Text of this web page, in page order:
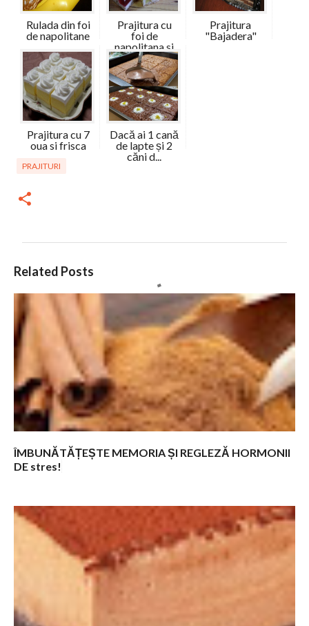
Rulada din foi
de napolitane
Prajitura cu
foi de
napolitana si
r...
Prajitura
"Bajadera"
Prajitura cu 7
oua si frisca
Dacă ai 1 cană
de lapte și 2
căni d...
PRAJITURI
Related Posts
ÎMBUNĂTĂȚEȘTE MEMORIA ȘI REGLEZĂ HORMONII
DE stres!
C
e
n
a
r